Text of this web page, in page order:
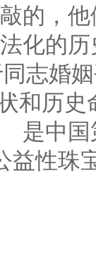
的，
化的
志婚
和历
是中
益性珠